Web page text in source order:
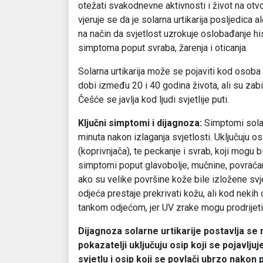
otežati svakodnevne aktivnosti i život na
vjeruje se da je solarna urtikarija posljedica
na način da svjetlost uzrokuje oslobađanje
simptoma poput svraba, žarenja i oticanja.
Solarnа urtikarija može se pojaviti kod
dobi između 20 i 40 godina života, ali su
Češće se javlja kod ljudi svjetlije puti.
Ključni simptomi i dijagnoza: Simptomi
minuta nakon izlaganja svjetlosti. Uključuju
(koprivnjača), te peckanje i svrab, koji mogu
simptomi poput glavobolje, mučnine,
ako su velike površine kože bile izložene
odjeća prestaje prekrivati kožu, ali kod
tankom odjećom, jer UV zrake mogu
Dijagnoza solarne urtikarije postavlja se
pokazatelji uključuju osip koji se
svjetlu i osip koji se povlači ubrzo nakon